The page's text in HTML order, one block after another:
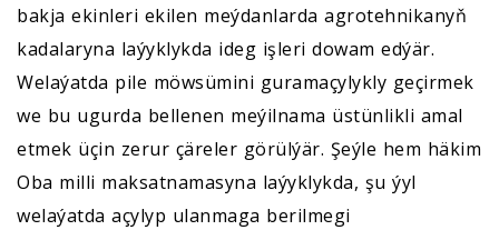
bakja ekinleri ekilen meýdanlarda agrotehnikanyň
kadalaryna laýyklykda ideg işleri dowam edýär.
Welaýatda pile möwsümini guramaçylykly geçirmek
we bu ugurda bellenen meýilnama üstünlikli amal
etmek üçin zerur çäreler görülýär. Şeýle hem häkim
Oba milli maksatnamasyna laýyklykda, şu ýyl
welaýatda açylyp ulanmaga berilmegi